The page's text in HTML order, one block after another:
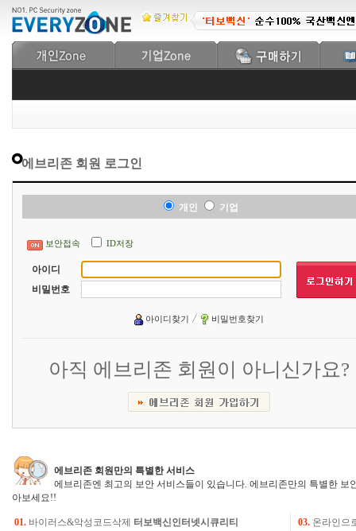
에브리존 회원 로그인
개인 기업
보안접속 ID저장
아이디
비밀번호
아이디찾기 비밀번호찾기
아직 에브리존 회원이 아니신가요?
에브리존 회원만의 특별한 서비스
에브리존엔 최고의 보안 서비스들이 있습니다. 에브리존만의 특별한 보
아보세요!!
01. 바이러스&악성코드삭제 터보백신인터넷시큐리티 03. 온라인으